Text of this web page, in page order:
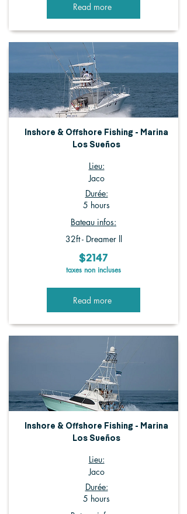
Read more
Inshore & Offshore Fishing - Marina
Los Sueños
Lieu:
Jaco
Durée:
5 hours
Bateau infos:
32ft - Dreamer ll
$2147
taxes non incluses
Read more
Inshore & Offshore Fishing - Marina
Los Sueños
Lieu:
Jaco
Durée:
5 hours